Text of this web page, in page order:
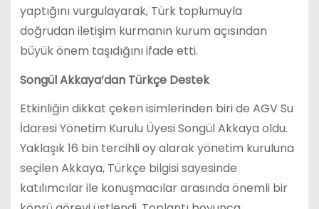
yaptığını vurgulayarak, Türk toplumuyla
doğrudan iletişim kurmanın kurum açısından
büyük önem taşıdığını ifade etti.
Songül Akkaya’dan Türkçe Destek
Etkinliğin dikkat çeken isimlerinden biri de AGV Su
İdaresi Yönetim Kurulu Üyesi Songül Akkaya oldu.
Yaklaşık 16 bin tercihli oy alarak yönetim kuruluna
seçilen Akkaya, Türkçe bilgisi sayesinde
katılımcılar ile konuşmacılar arasında önemli bir